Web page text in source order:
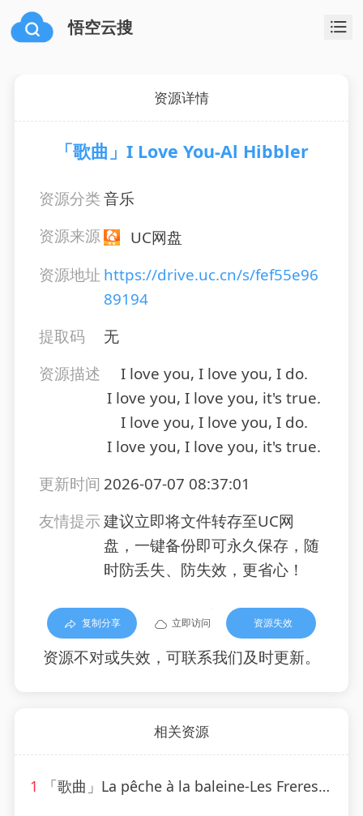
悟空云搜
资源详情
「歌曲」I Love You-Al Hibbler
资源分类音乐
资源来源
UC网盘
资源地址 https://drive.uc.cn/s/fef55e96
89194
提取码
无
资源描述
I love you, I love you, I do.
I love you, I love you, it's true.
I love you, I love you, I do.
I love you, I love you, it's true.
更新时间 2026-07-07 08:37:01
友情提示建议立即将文件转存至UC网
盘，一键备份即可永久保存，随
时防丢失、防失效，更省心！
复制分享 立即访问 资源失效
资源不对或失效，可联系我们及时更新。
相关资源
1 「歌曲」La pêche à la baleine-Les Freres Jacques